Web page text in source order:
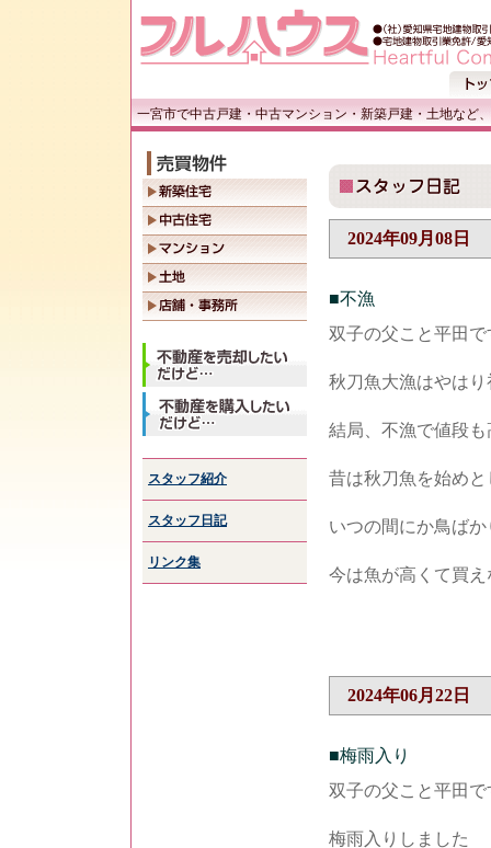
一宮市で中古戸建・中古マンション・新築戸建・土地など
スタッフ紹介
スタッフ日記
リンク集
2024年09月08日
■不漁
双子の父こと平田で
秋刀魚大漁はやは
結局、不漁で値段
昔は秋刀魚を始め
いつの間にか鳥ば
今は魚が高くて買え
2024年06月22日
■梅雨入り
双子の父こと平田で
梅雨入りしました